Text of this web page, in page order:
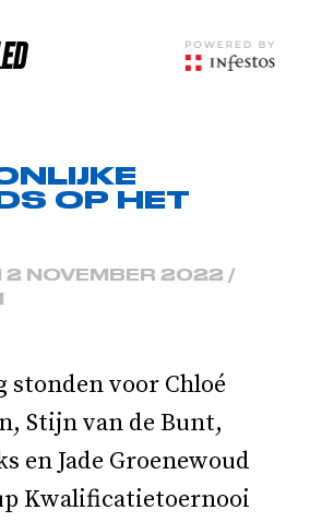
OP HET
2 NOVEMBER 2022 /
stonden voor Chloé
Stijn van de Bunt,
en Jade Groenewoud
Kwalificatietoernooi